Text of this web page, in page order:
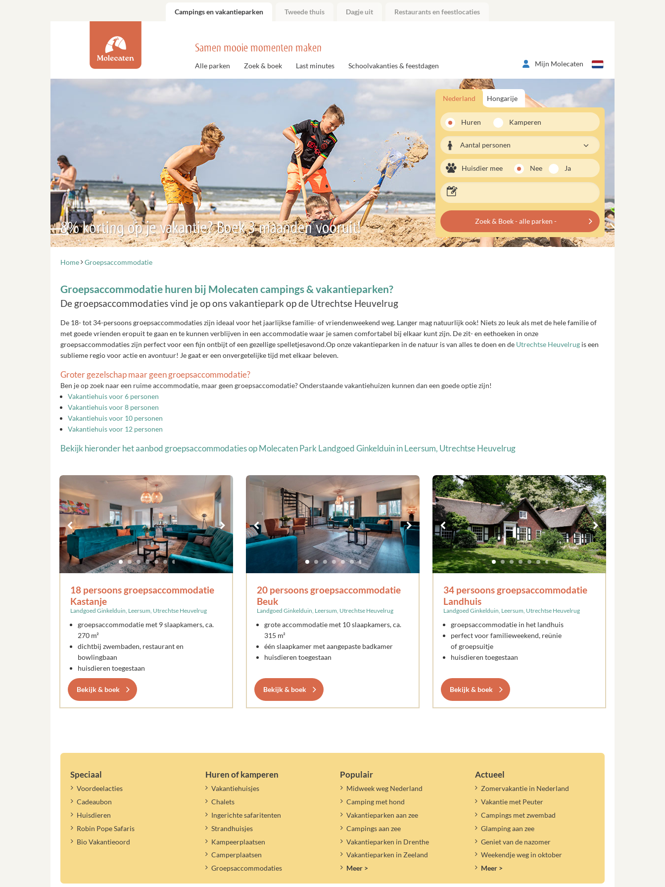
Campings en vakantieparken Tweede thuis Dagje uit Restaurants en feestlocaties
Samen mooie momenten maken
Alle parken Zoek & boek Last minutes Schoolvakanties & feestdagen Mijn Molecaten
8% korting op je vakantie? Boek 3 maanden vooruit!
Nederland Hongarije
Huren Kamperen
Aantal personen
Huisdier mee Nee Ja
Zoek & Boek - alle parken -
Home Groepsaccommodatie
Groepsaccommodatie huren bij Molecaten campings & vakantieparken?
De groepsaccommodaties vind je op ons vakantiepark op de Utrechtse Heuvelrug
De 18- tot 34-persoons groepsaccommodaties zijn ideaal voor het jaarlijkse familie- of vriendenweekend weg. Langer mag natuurlijk ook! Niets zo leuk als met de hele familie of
met goede vrienden eropuit te gaan en te kunnen verblijven in een accommodatie waar je samen comfortabel bij elkaar kunt zijn. De zit- en eethoeken in onze
groepsaccommodaties zijn perfect voor een fijn ontbijt of een gezellige spelletjesavond.Op onze vakantieparken in de natuur is van alles te doen en de Utrechtse Heuvelrug is een
sublieme regio voor actie en avontuur! Je gaat er een onvergetelijke tijd met elkaar beleven.
Groter gezelschap maar geen groepsaccommodatie?
Ben je op zoek naar een ruime accommodatie, maar geen groepsaccomodatie? Onderstaande vakantiehuizen kunnen dan een goede optie zijn!
Vakantiehuis voor 6 personen
Vakantiehuis voor 8 personen
Vakantiehuis voor 10 personen
Vakantiehuis voor 12 personen
Bekijk hieronder het aanbod groepsaccommodaties opMolecaten Park Landgoed Ginkelduinin Leersum, Utrechtse Heuvelrug
18 persoons groepsaccommodatie
Kastanje
Landgoed Ginkelduin, Leersum, Utrechtse Heuvelrug
groepsaccommodatie met 9 slaapkamers, ca.
270 m²
dichtbij zwembaden, restaurant en
bowlingbaan
huisdieren toegestaan
Bekijk & boek
20 persoons groepsaccommodatie
Beuk
Landgoed Ginkelduin, Leersum, Utrechtse Heuvelrug
grote accommodatie met 10 slaapkamers, ca.
315 m²
één slaapkamer met aangepaste badkamer
huisdieren toegestaan
Bekijk & boek
34 persoons groepsaccommodatie
Landhuis
Landgoed Ginkelduin, Leersum, Utrechtse Heuvelrug
groepsaccommodatie in het landhuis
perfect voor familieweekend, reünie
of groepsuitje
huisdieren toegestaan
Bekijk & boek
Speciaal
Voordeelacties
Cadeaubon
Huisdieren
Robin Pope Safaris
Bio Vakantieoord
Huren of kamperen
Vakantiehuisjes
Chalets
Ingerichte safaritenten
Strandhuisjes
Kampeerplaatsen
Camperplaatsen
Groepsaccommodaties
Populair
Midweek weg Nederland
Camping met hond
Vakantieparken aan zee
Campings aan zee
Vakantieparken in Drenthe
Vakantieparken in Zeeland
Meer >
Actueel
Zomervakantie in Nederland
Vakantie met Peuter
Campings met zwembad
Glamping aan zee
Geniet van de nazomer
Weekendje weg in oktober
Meer >